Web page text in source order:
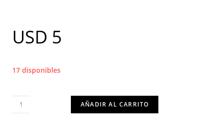
USD 5
17 disponibles
AÑADIR AL CARRITO